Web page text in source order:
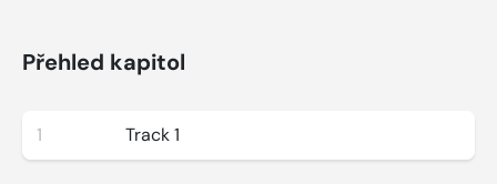
Přehled kapitol
1 Track 1